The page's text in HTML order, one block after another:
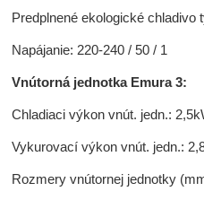
Predplnené ekologické chladivo
Napájanie: 220-240 / 50 / 1
Vnútorná jednotka Emura 3:
Chladiaci výkon vnút. jedn.:
Vykurovací výkon vnút. jedn.:
Rozmery vnútornej jednotky